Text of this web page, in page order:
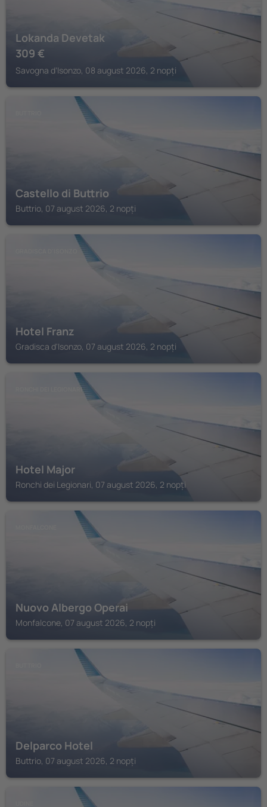
Lokanda Devetak
309 €
Savogna dʼIsonzo, 08 august 2026, 2 nopți
Castello di Buttrio
Buttrio, 07 august 2026, 2 nopți
Hotel Franz
Gradisca d'Isonzo, 07 august 2026, 2 nopți
RONCHI DEI LEGIONARI
Hotel Major
Ronchi dei Legionari, 07 august 2026, 2 nopți
Nuovo Albergo Operai
Monfalcone, 07 august 2026, 2 nopți
Delparco Hotel
Buttrio, 07 august 2026, 2 nopți